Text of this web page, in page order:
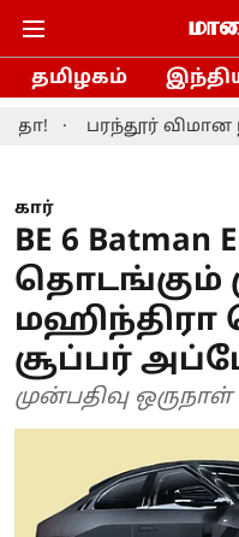
தமிழகம்
விமான நிலைய
கார்
BE 6
தொடங்கும்
சூப்பர்
முன்பதிவு